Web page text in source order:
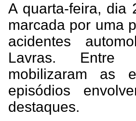
A quarta-feira, dia
marcada por uma
acidentes
Lavras. Entre
mobilizaram as
episódios
destaques.